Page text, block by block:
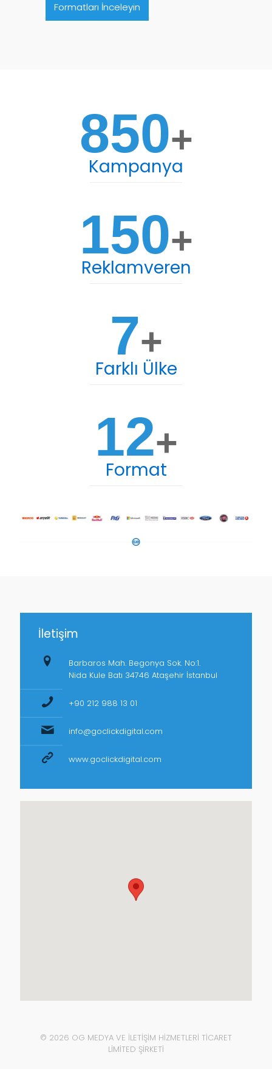
Formatları İnceleyin
850+
Kampanya
150+
Reklamveren
7+
Farklı Ülke
12+
Format
İletişim
Barbaros Mah. Begonya Sok. No:1.
Nida Kule Batı 34746 Ataşehir İstanbul
+90 212 988 13 01
info@goclickdigital.com
www.goclickdigital.com
© 2026 OG MEDYA VE İLETİŞİM HİZMETLERİ TİCARET
LİMİTED ŞİRKETİ